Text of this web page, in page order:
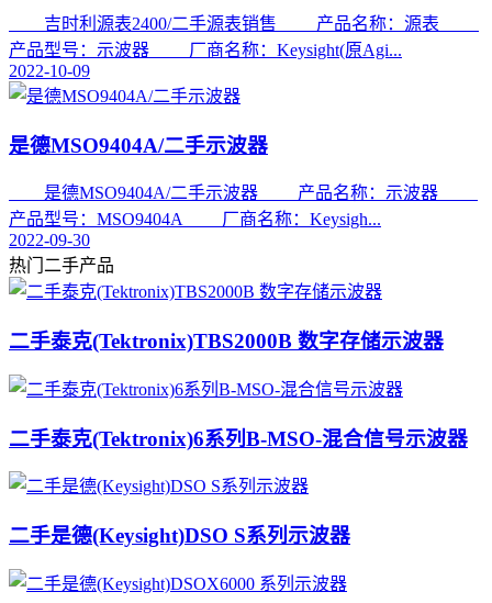
吉时利源表2400/二手源表销售 产品名称：源表
产品型号：示波器 厂商名称：Keysight(原Agi...
2022-10-09
是德MSO9404A/二手示波器
是德MSO9404A/二手示波器 产品名称：示波器
产品型号：MSO9404A 厂商名称：Keysigh...
2022-09-30
热门二手产品
二手泰克(Tektronix)TBS2000B 数字存储示波器
二手泰克(Tektronix)6系列B-MSO-混合信号示波器
二手是德(Keysight)DSO S系列示波器